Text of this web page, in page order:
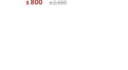
$ $2.600